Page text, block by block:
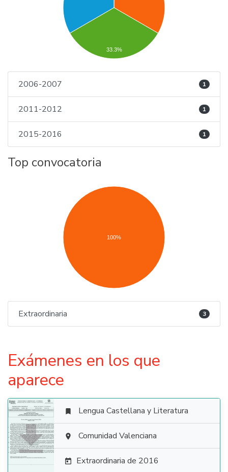
33.3%
2006-2007 1
2011-2012 1
2015-2016 1
Top convocatoria
100%
Extraordinaria 3
Exámenes en los que
aparece

 Lengua Castellana y Literatura
 Comunidad Valenciana
 Extraordinaria de 2016